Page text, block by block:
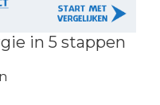
in 5 stappen